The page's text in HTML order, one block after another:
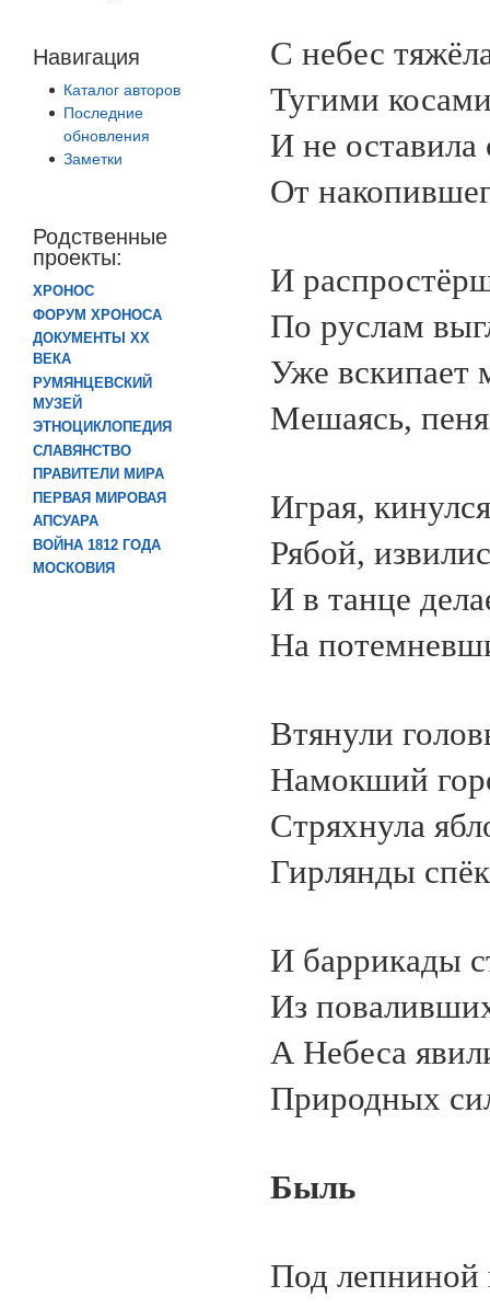
Навигация
Каталог авторов
Последние
обновления
Заметки
Родственные
проекты:
ХРОНОС
ФОРУМ ХРОНОСА
ДОКУМЕНТЫ XX
ВЕКА
РУМЯНЦЕВСКИЙ
МУЗЕЙ
ЭТНОЦИКЛОПЕДИЯ
СЛАВЯНСТВО
ПРАВИТЕЛИ МИРА
ПЕРВАЯ МИРОВАЯ
АПСУАРА
ВОЙНА 1812 ГОДА
МОСКОВИЯ
С небес
Тугими
И не оставила
От
И
По руслам
Уже вскипает
Мешаясь,
Играя,
Рябой,
И в танце
На
Втянули
Намокший
Стряхнула
Гирлянды
И баррикады
Из
А Небеса
Природных
Быль
Под лепниной